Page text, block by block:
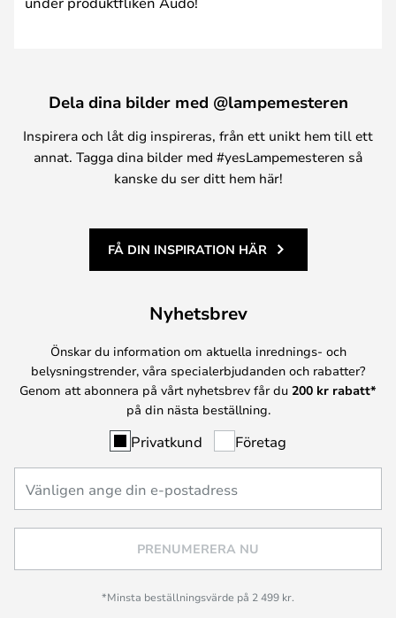
Dela dina bilder med @lampemesteren
Inspirera och låt dig inspireras, från ett unikt hem till ett
annat. Tagga dina bilder med #yesLampemesteren så
kanske du ser ditt hem här!
FÅ DIN INSPIRATION HÄR
Nyhetsbrev
Önskar du information om aktuella inrednings- och
belysningstrender, våra specialerbjudanden och rabatter?
Genom att abonnera på vårt nyhetsbrev får du 200 kr rabatt*
på din nästa beställning.
Privatkund Företag
PRENUMERERA NU
*Minsta beställningsvärde på 2 499 kr.